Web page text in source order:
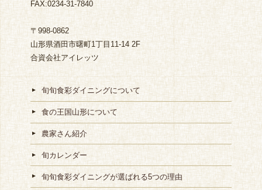
FAX:0234-31-7840
〒998-0862
山形県酒田市曙町1丁目11-14 2F
合資会社アイレッツ
旬旬食彩ダイニングについて
食の王国山形について
農家さん紹介
旬カレンダー
旬旬食彩ダイニングが選ばれる5つの理由